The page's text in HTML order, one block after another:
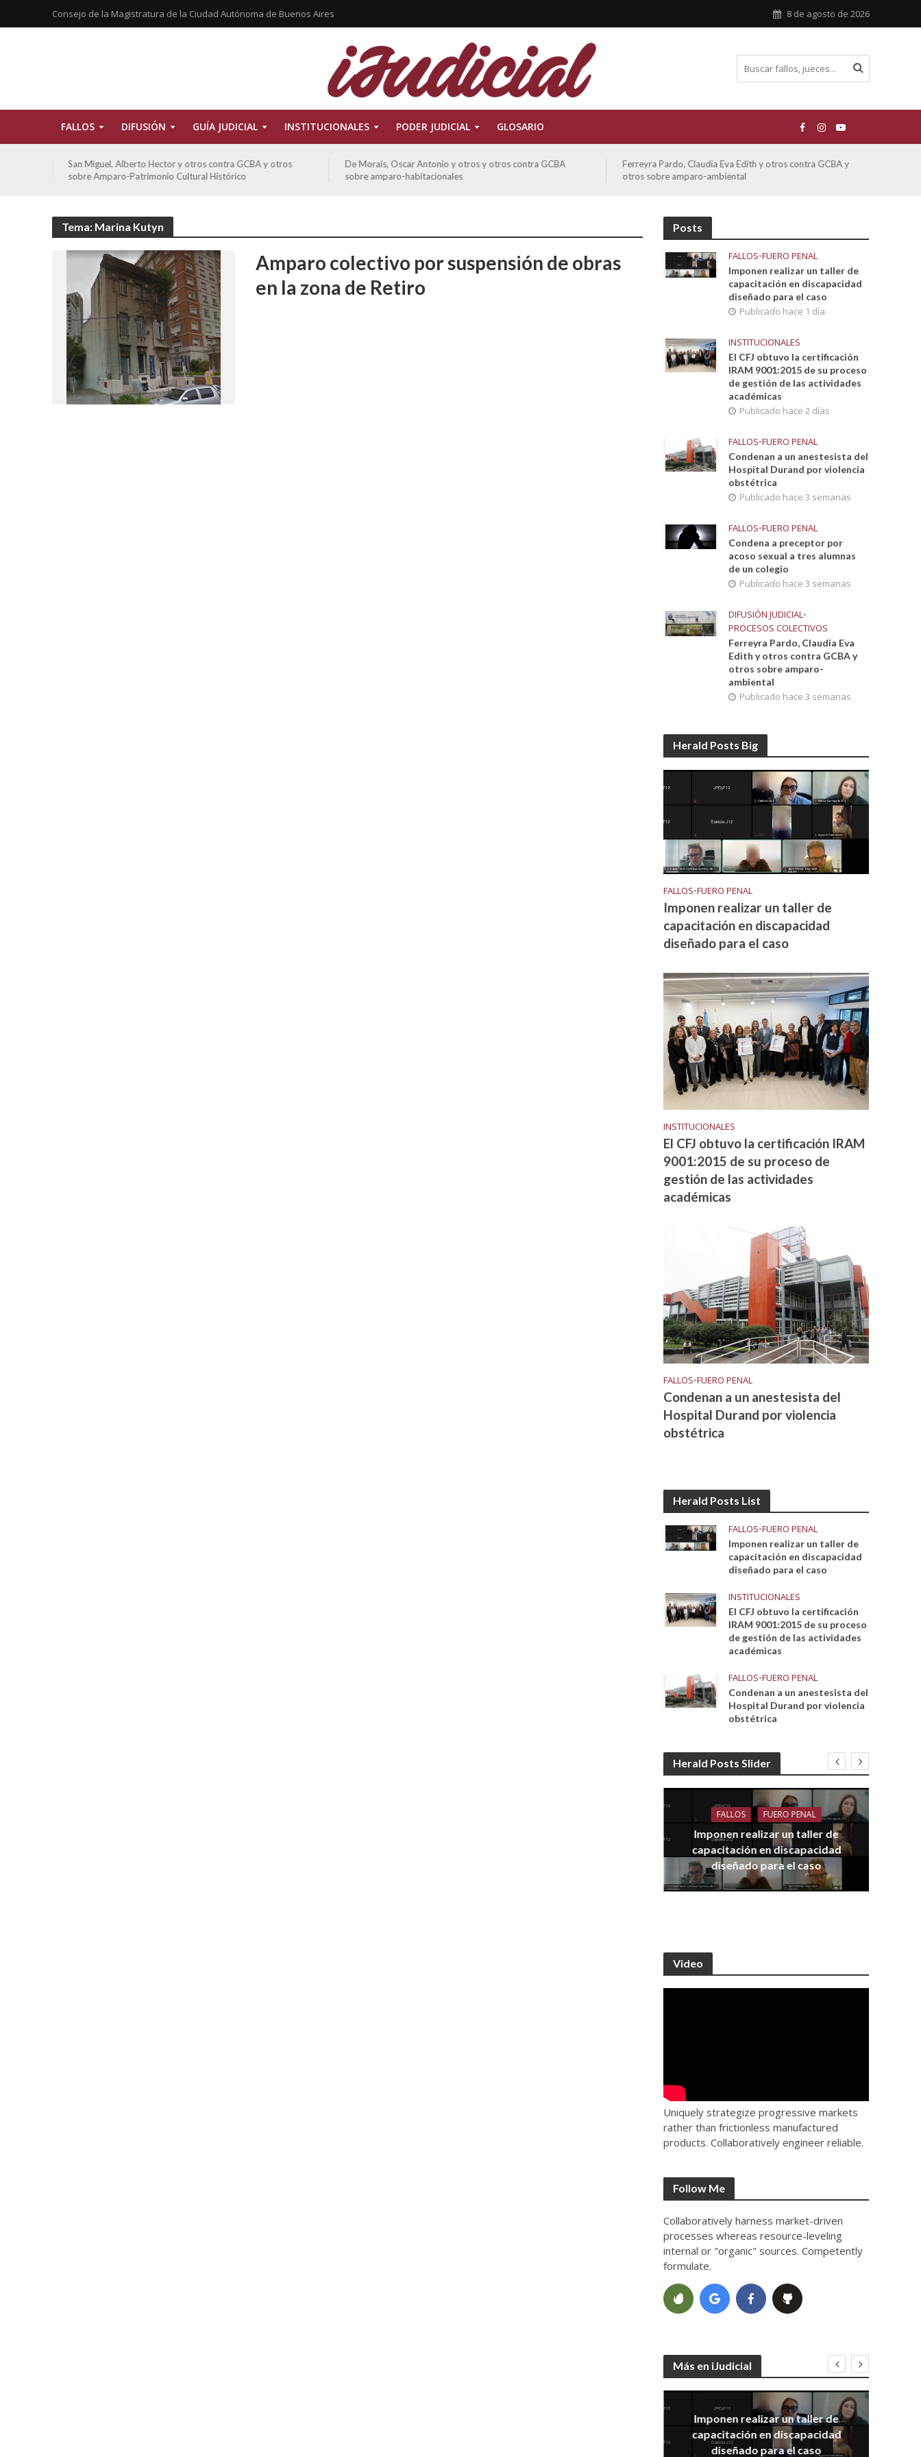
Consejo de la Magistratura de la Ciudad Autónoma de Buenos Aires 8 de agosto de 2026
FALLOS DIFUSIÓN GUÍA JUDICIAL INSTITUCIONALES PODER JUDICIAL GLOSARIO
San Miguel, Alberto Hector y otros contra GCBA y otros
sobre Amparo-Patrimonio Cultural Histórico
De Morais, Oscar Antonio y otros y otros contra GCBA
sobre amparo-habitacionales
Ferreyra Pardo, Claudia Eva Edith y otros contra GCBA y
otros sobre amparo-ambiental
Tema: Marina Kutyn
Amparo colectivo por suspensión de obras
en la zona de Retiro
Posts
FALLOS•FUERO PENAL
Imponen realizar un taller de
capacitación en discapacidad
diseñado para el caso
Publicado hace 1 día
INSTITUCIONALES
El CFJ obtuvo la certificación
IRAM 9001:2015 de su proceso
de gestión de las actividades
académicas
Publicado hace 2 días
FALLOS•FUERO PENAL
Condenan a un anestesista del
Hospital Durand por violencia
obstétrica
Publicado hace 3 semanas
FALLOS•FUERO PENAL
Condena a preceptor por
acoso sexual a tres alumnas
de un colegio
Publicado hace 3 semanas
DIFUSIÓN JUDICIAL•
PROCESOS COLECTIVOS
Ferreyra Pardo, Claudia Eva
Edith y otros contra GCBA y
otros sobre amparo-
ambiental
Publicado hace 3 semanas
Herald Posts Big
FALLOS•FUERO PENAL
Imponen realizar un taller de
capacitación en discapacidad
diseñado para el caso
INSTITUCIONALES
El CFJ obtuvo la certificación IRAM
9001:2015 de su proceso de
gestión de las actividades
académicas
FALLOS•FUERO PENAL
Condenan a un anestesista del
Hospital Durand por violencia
obstétrica
Herald Posts List
FALLOS•FUERO PENAL
Imponen realizar un taller de
capacitación en discapacidad
diseñado para el caso
INSTITUCIONALES
El CFJ obtuvo la certificación
IRAM 9001:2015 de su proceso
de gestión de las actividades
académicas
FALLOS•FUERO PENAL
Condenan a un anestesista del
Hospital Durand por violencia
obstétrica
Herald Posts Slider
FALLOS FUERO PENAL
Imponen realizar un taller de
capacitación en discapacidad
diseñado para el caso
Video
Uniquely strategize progressive markets
rather than frictionless manufactured
products. Collaboratively engineer reliable.
Follow Me
Collaboratively harness market-driven
processes whereas resource-leveling
internal or "organic" sources. Competently
formulate.
Más en iJudicial
Imponen realizar un taller de
capacitación en discapacidad
diseñado para el caso